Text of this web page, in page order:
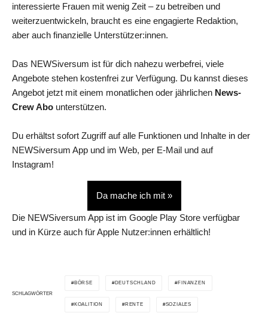
interessierte Frauen mit wenig Zeit – zu betreiben und
weiterzuentwickeln, braucht es eine engagierte Redaktion,
aber auch finanzielle Unterstützer:innen.
Das NEWSiversum ist für dich nahezu werbefrei, viele
Angebote stehen kostenfrei zur Verfügung. Du kannst dieses
Angebot jetzt mit einem monatlichen oder jährlichen News-
Crew Abo unterstützen.
Du erhältst sofort Zugriff auf alle Funktionen und Inhalte in der
NEWSiversum App und im Web, per E-Mail und auf
Instagram!
Da mache ich mit »
Die NEWSiversum App ist im Google Play Store verfügbar
und in Kürze auch für Apple Nutzer:innen erhältlich!
SCHLAGWÖRTER
BÖRSE DEUTSCHLAND FINANZEN
KOALITION RENTE SOZIALES